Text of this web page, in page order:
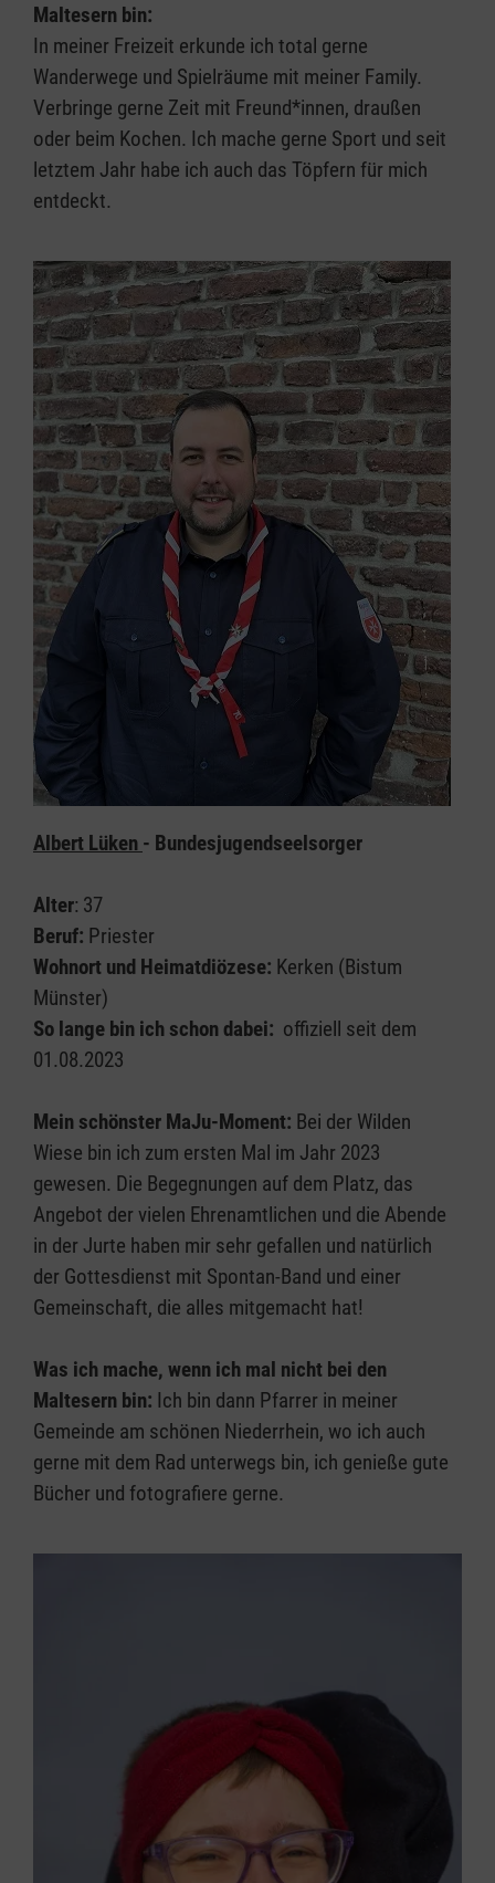
Maltesern bin:
In meiner Freizeit erkunde ich total gerne
Wanderwege und Spielräume mit meiner Family.
Verbringe gerne Zeit mit Freund*innen, draußen
oder beim Kochen. Ich mache gerne Sport und seit
letztem Jahr habe ich auch das Töpfern für mich
entdeckt.
Albert Lüken - Bundesjugendseelsorger
Alter: 37
Beruf: Priester
Wohnort und Heimatdiözese: Kerken (Bistum
Münster)
So lange bin ich schon dabei: offiziell seit dem
01.08.2023
Mein schönster MaJu-Moment: Bei der Wilden
Wiese bin ich zum ersten Mal im Jahr 2023
gewesen. Die Begegnungen auf dem Platz, das
Angebot der vielen Ehrenamtlichen und die Abende
in der Jurte haben mir sehr gefallen und natürlich
der Gottesdienst mit Spontan-Band und einer
Gemeinschaft, die alles mitgemacht hat!
Was ich mache, wenn ich mal nicht bei den
Maltesern bin: Ich bin dann Pfarrer in meiner
Gemeinde am schönen Niederrhein, wo ich auch
gerne mit dem Rad unterwegs bin, ich genieße gute
Bücher und fotografiere gerne.